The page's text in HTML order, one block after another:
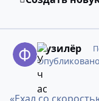
Фузилёр
Опубликовано